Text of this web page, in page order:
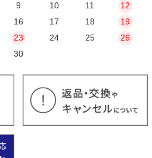
9 10 11
12
16 17 18
19
23 24 25
26
30